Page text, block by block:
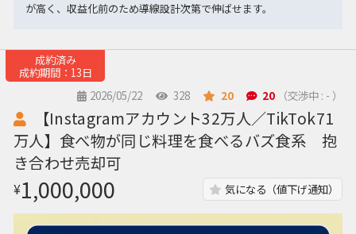
が高く、収益化前のため導線設計次第で伸ばせます。
成約済み
成約期間：13日
2026/05/22
328 20 20 （交渉中 : - ）
【Instagramアカウント32万人／TikTok71
万人】食べ物が同じ料理を食べるバズ食系 抱
き合わせ売却可
¥1,000,000 気になる（値下げ通知）